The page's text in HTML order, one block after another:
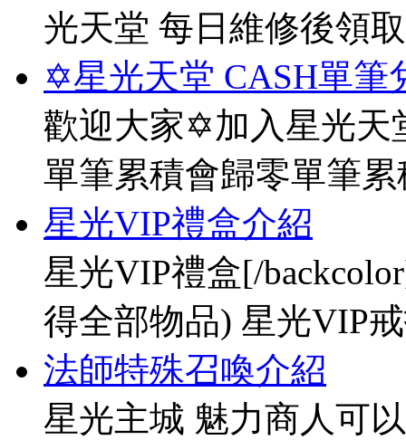
光天堂 每日維修後領
✡星光天堂 CASH單筆
歡迎大家✡加入星光天
單筆累積會歸零單筆
星光VIP禮盒介紹
星光VIP禮盒[/
得全部物品) 星光VIP
法師特殊召喚介紹
星光主城 魅力商人可